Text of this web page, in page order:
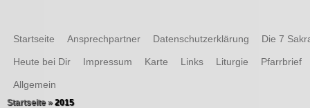
Startseite Ansprechpartner Datenschutzerklärung Die 7
Heute bei Dir Impressum Karte Links Liturgie Pfarrbrief
Allgemein
Startseite »2015